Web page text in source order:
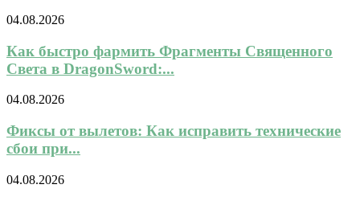
04.08.2026
Как быстро фармить Фрагменты Священного
Света в DragonSword:...
04.08.2026
Фиксы от вылетов: Как исправить технические
сбои при...
04.08.2026